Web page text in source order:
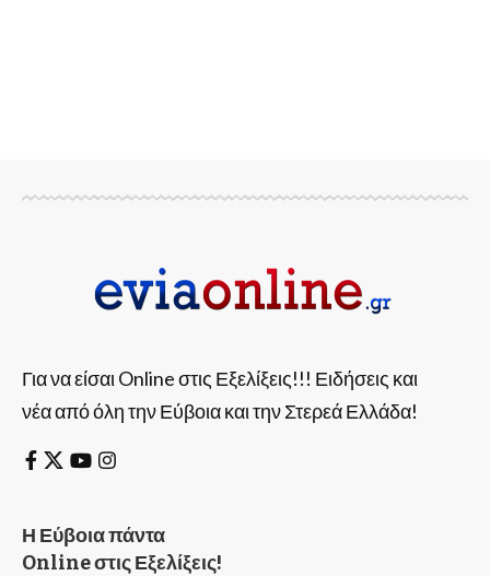
Για να είσαι Online στις Εξελίξεις!!! Ειδήσεις και
νέα από όλη την Εύβοια και την Στερεά Ελλάδα!
Η Εύβοια πάντα
Online στις Εξελίξεις!